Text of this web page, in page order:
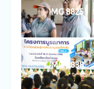
IMG 8825
IMG 8838